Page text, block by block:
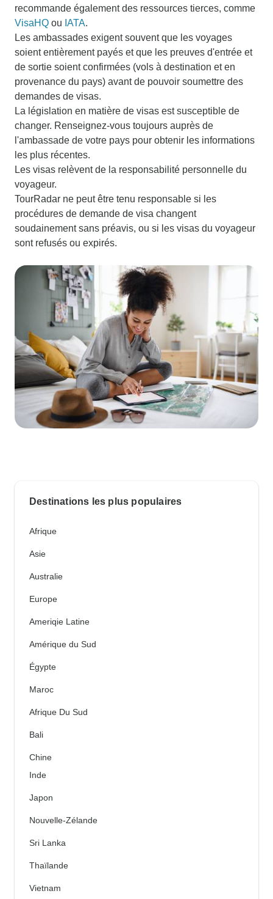
recommande également des ressources tierces, comme
VisaHQ ou IATA.
Les ambassades exigent souvent que les voyages
soient entièrement payés et que les preuves d'entrée et
de sortie soient confirmées (vols à destination et en
provenance du pays) avant de pouvoir soumettre des
demandes de visas.
La législation en matière de visas est susceptible de
changer. Renseignez-vous toujours auprès de
l'ambassade de votre pays pour obtenir les informations
les plus récentes.
Les visas relèvent de la responsabilité personnelle du
voyageur.
TourRadar ne peut être tenu responsable si les
procédures de demande de visa changent
soudainement sans préavis, ou si les visas du voyageur
sont refusés ou expirés.
Destinations les plus populaires
Afrique
Asie
Australie
Europe
Ameriqie Latine
Amérique du Sud
Égypte
Maroc
Afrique Du Sud
Bali
Chine
Inde
Japon
Nouvelle-Zélande
Sri Lanka
Thaïlande
Vietnam